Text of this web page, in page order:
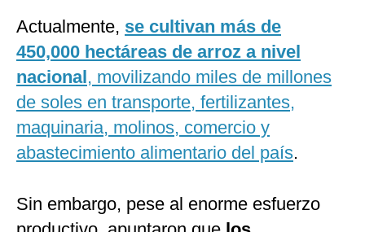
Actualmente, se cultivan más de
450,000 hectáreas de arroz a nivel
nacional, movilizando miles de millones
de soles en transporte, fertilizantes,
maquinaria, molinos, comercio y
abastecimiento alimentario del país.
Sin embargo, pese al enorme esfuerzo